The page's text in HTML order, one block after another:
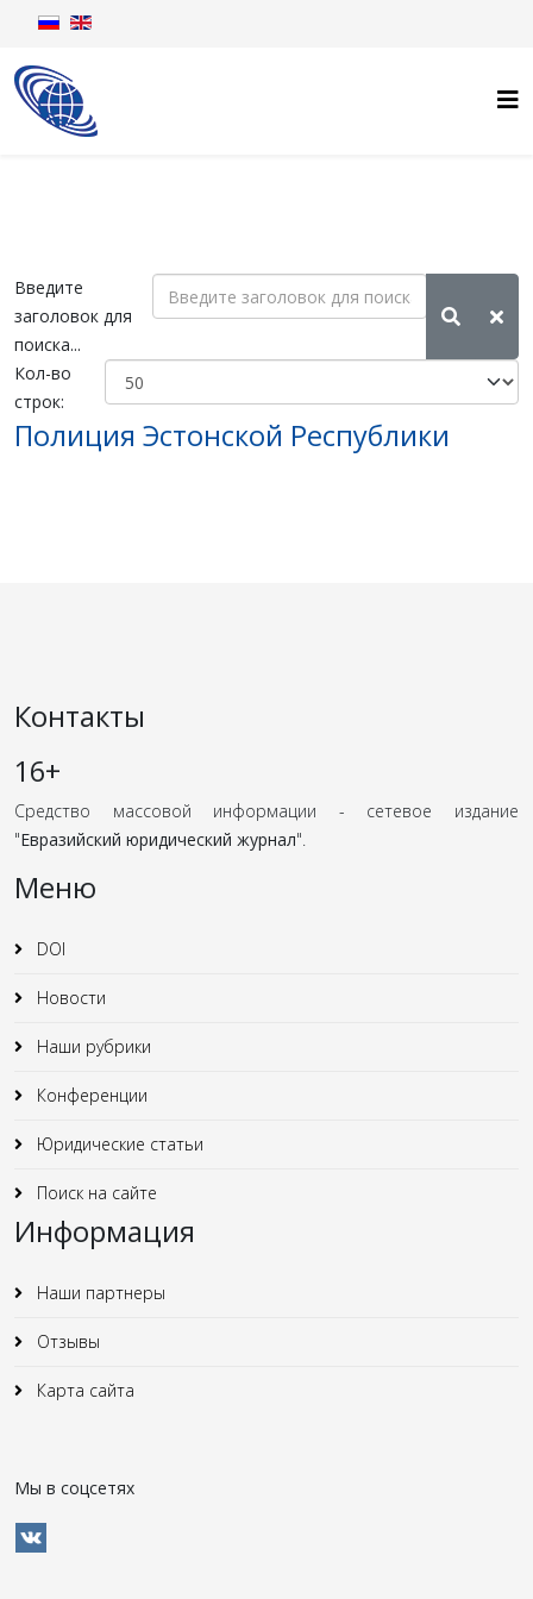
Введите
заголовок для
поиска...
Кол-во
строк:
Полиция Эстонской Республики
Контакты
16+
Средство массовой информации - сетевое издание
"Евразийский юридический журнал".
Меню
DOI
Новости
Наши рубрики
Конференции
Юридические статьи
Поиск на сайте
Информация
Наши партнеры
Отзывы
Карта сайта
Мы в соцсетях